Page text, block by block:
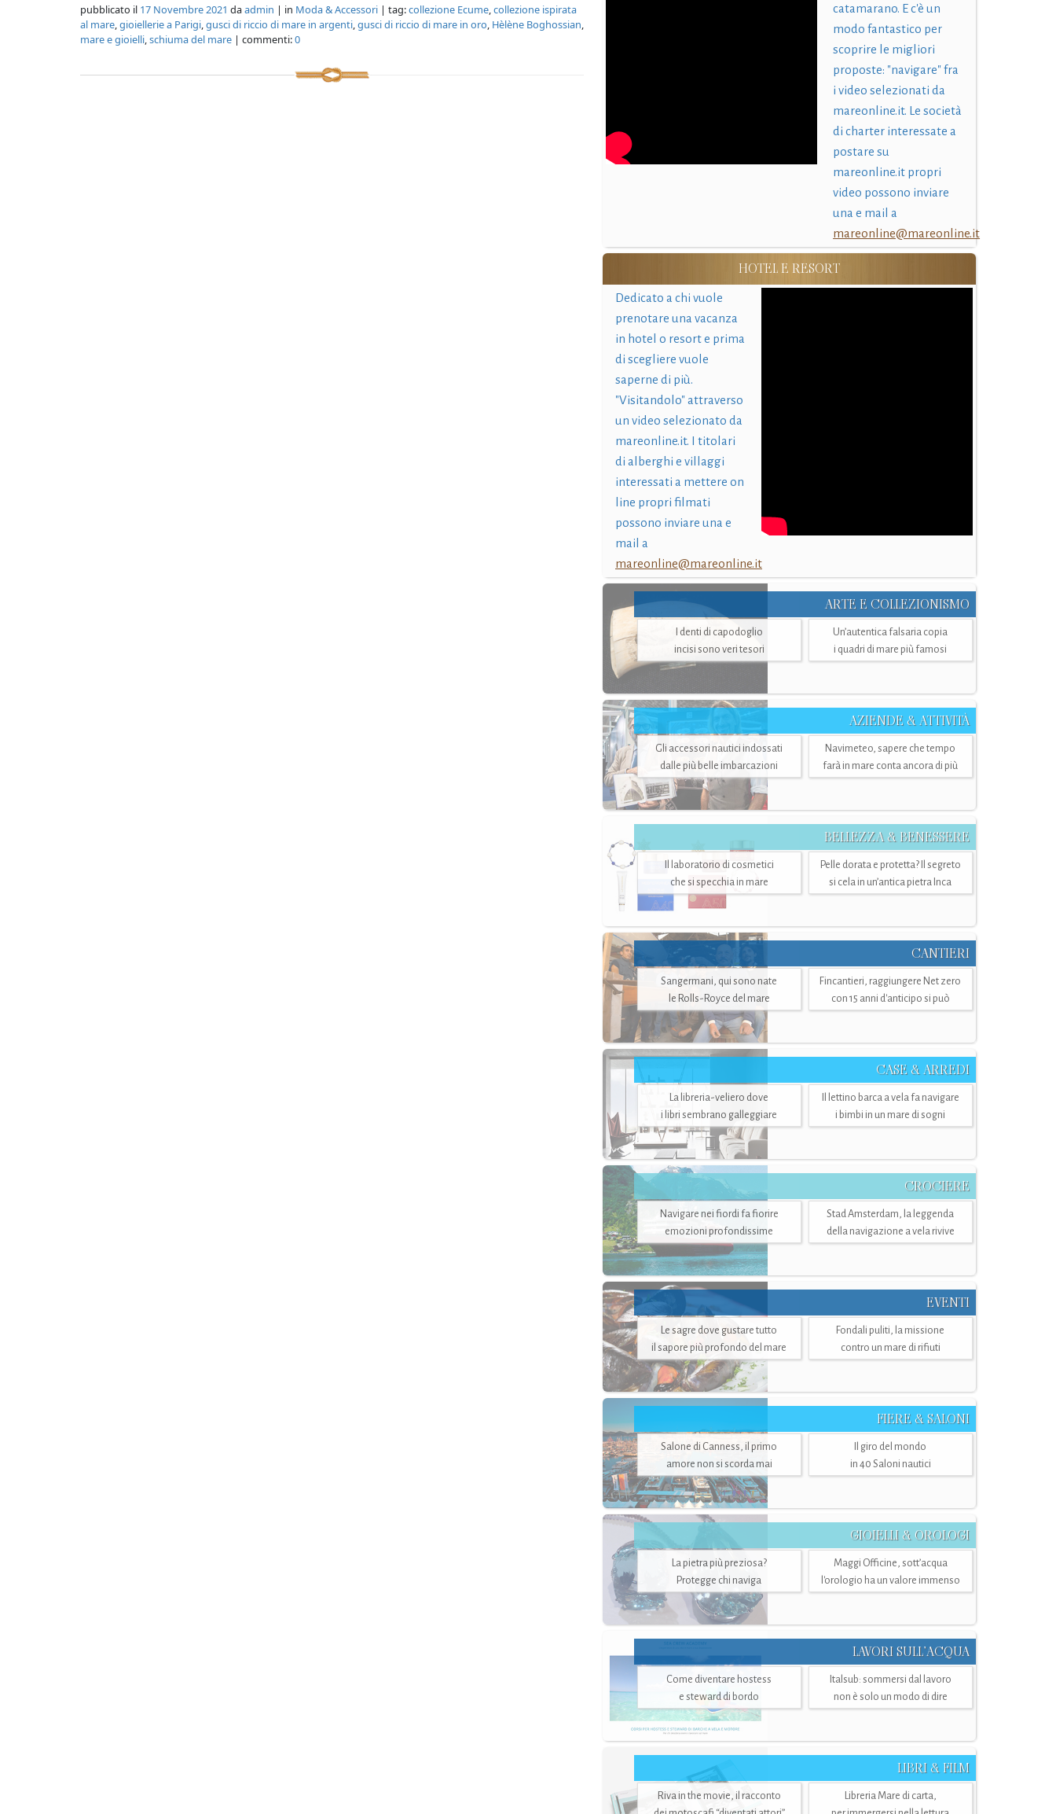
pubblicato il 17 Novembre 2021 daadmin | in Moda & Accessori | tag:collezione Ecume,collezione ispirata
al mare,gioiellerie a Parigi,gusci di riccio di mare in argenti,gusci di riccio di mare in oro, Hèlène Boghossian,
mare e gioielli,schiuma del mare | commenti:0
catamarano. E c'è un
modo fantastico per
scoprire le migliori
proposte: "navigare" fra
i video selezionati da
mareonline.it. Le società
di charter interessate a
postare su
mareonline.it propri
video possono inviare
una e mail a
mareonline@mareonline.it
HOTEL E RESORT
Dedicato a chi vuole
prenotare una vacanza
in hotel o resort e prima
di scegliere vuole
saperne di più.
"Visitandolo" attraverso
un video selezionato da
mareonline.it. I titolari
di alberghi e villaggi
interessati a mettere on
line propri filmati
possono inviare una e
mail a
mareonline@mareonline.it
ARTE E COLLEZIONISMO
I denti di capodoglio
incisi sono veri tesori
Un’autentica falsaria copia
i quadri di mare più famosi
AZIENDE & ATTIVITÀ
Gli accessori nautici indossati
dalle più belle imbarcazioni
Navimeteo, sapere che tempo
farà in mare conta ancora di più
BELLEZZA & BENESSERE
Il laboratorio di cosmetici
che si specchia in mare
Pelle dorata e protetta? Il segreto
si cela in un’antica pietra Inca
CANTIERI
Sangermani, qui sono nate
le Rolls-Royce del mare
Fincantieri, raggiungere Net zero
con 15 anni d'anticipo si può
CASE & ARREDI
La libreria-veliero dove
i libri sembrano galleggiare
Il lettino barca a vela fa navigare
i bimbi in un mare di sogni
CROCIERE
Navigare nei fiordi fa fiorire
emozioni profondissime
Stad Amsterdam, la leggenda
della navigazione a vela rivive
EVENTI
Le sagre dove gustare tutto
il sapore più profondo del mare
Fondali puliti, la missione
contro un mare di rifiuti
FIERE & SALONI
Salone di Canness, il primo
amore non si scorda mai
Il giro del mondo
in 40 Saloni nautici
GIOIELLI & OROLOGI
La pietra più preziosa?
Protegge chi naviga
Maggi Officine, sott’acqua
l'orologio ha un valore immenso
LAVORI SULL’ACQUA
Come diventare hostess
e steward di bordo
Italsub: sommersi dal lavoro
non è solo un modo di dire
LIBRI & FILM
Riva in the movie, il racconto
Libreria Mare di carta,